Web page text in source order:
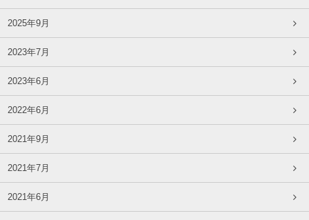
2025年9月
2023年7月
2023年6月
2022年6月
2021年9月
2021年7月
2021年6月